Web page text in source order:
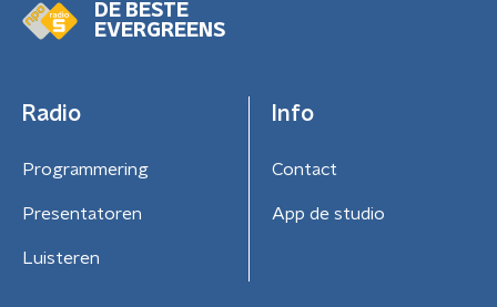
DE BESTE
EVERGREENS
Radio
Programmering
Presentatoren
Luisteren
Info
Contact
App de studio